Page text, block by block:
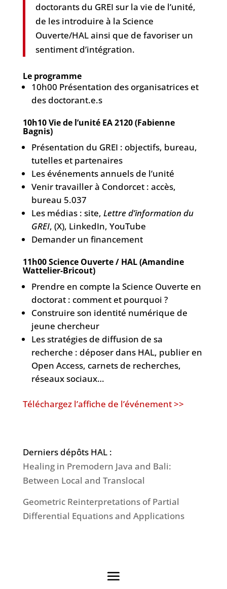
doctorants du GREI sur la vie de l’unité,
de les introduire à la Science
Ouverte/HAL ainsi que de favoriser un
sentiment d’intégration.
Le programme
10h00 Présentation des organisatrices et
des doctorant.e.s
10h10 Vie de l’unité EA 2120 (Fabienne
Bagnis)
Présentation du GREI : objectifs, bureau,
tutelles et partenaires
Les événements annuels de l’unité
Venir travailler à Condorcet : accès,
bureau 5.037
Les médias : site, Lettre d’information du
GREI, (X), LinkedIn, YouTube
Demander un financement
11h00 Science Ouverte / HAL (Amandine
Wattelier-Bricout)
Prendre en compte la Science Ouverte en
doctorat : comment et pourquoi ?
Construire son identité numérique de
jeune chercheur
Les stratégies de diffusion de sa
recherche : déposer dans HAL, publier en
Open Access, carnets de recherches,
réseaux sociaux…
Téléchargez l’affiche de l’événement >>
Derniers dépôts HAL :
Healing in Premodern Java and Bali:
Between Local and Translocal
Geometric Reinterpretations of Partial
Differential Equations and Applications